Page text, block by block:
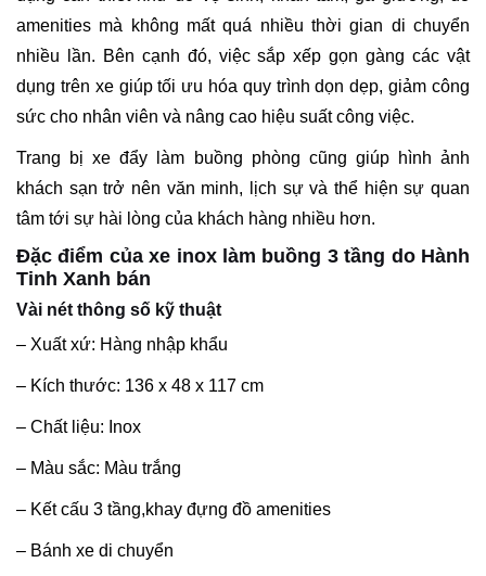
amenities mà không mất quá nhiều thời gian di chuyển
nhiều lần. Bên cạnh đó, việc sắp xếp gọn gàng các vật
dụng trên xe giúp tối ưu hóa quy trình dọn dẹp, giảm công
sức cho nhân viên và nâng cao hiệu suất công việc.
Trang bị xe đẩy làm buồng phòng cũng giúp hình ảnh
khách sạn trở nên văn minh, lịch sự và thể hiện sự quan
tâm tới sự hài lòng của khách hàng nhiều hơn.
Đặc điểm của xe inox làm buồng 3 tầng do Hành
Tinh Xanh bán
Vài nét thông số kỹ thuật
– Xuất xứ: Hàng nhập khẩu
– Kích thước: 136 x 48 x 117 cm
– Chất liệu: Inox
– Màu sắc: Màu trắng
– Kết cấu 3 tầng,khay đựng đồ amenities
– Bánh xe di chuyển